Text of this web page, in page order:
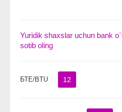
Yuridik shaxslar uchun bank
sotib oling
БТЕ/BTU 12